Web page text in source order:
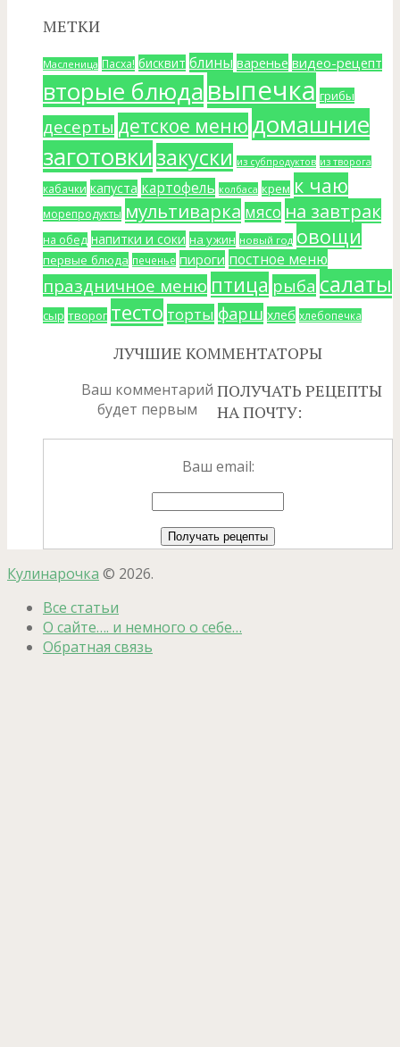
МЕТКИ
Масленица Пасха! бисквит блины варенье видео-рецепт
вторые блюдавыпечка грибы
десерты детское меню домашние
заготовкизакуски из субпродуктов из творога
кабачки капуста картофель колбаса крем к чаю
морепродукты мультиварка мясо на завтрак
на обед напитки и соки на ужин новый год овощи
первые блюда печенье пироги постное меню
праздничное меню птица рыба салаты
сыр творог тесто торты фарш хлеб хлебопечка
ЛУЧШИЕ КОММЕНТАТОРЫ
Ваш комментарий
будет первым
ПОЛУЧАТЬ РЕЦЕПТЫ
НА ПОЧТУ:
Ваш email:
Кулинарочка © 2026.
Все статьи
О сайте…. и немного о себе…
Обратная связь